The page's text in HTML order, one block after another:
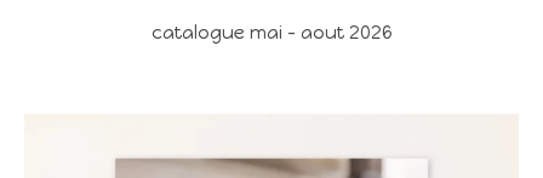
catalogue mai - aout 2026